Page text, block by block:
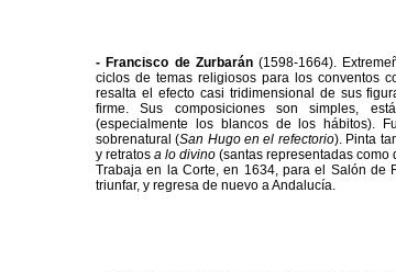
- Francisco de Zurbarán(1598-1664).
ciclos de temas religiosos para los conventos
resalta el efecto casi tridimensional de sus
firme. Sus composiciones son simples,
(especialmente los blancos de los hábitos).
sobrenatural (San Hugo en el refectorio). Pinta
y retratos a lo divino (santas representadas como
Trabaja en la Corte, en 1634, para el Salón de
triunfar, y regresa de nuevo a Andalucía.